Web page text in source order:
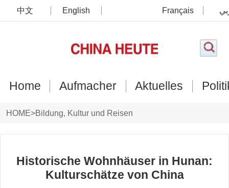
中文 English Français
Home Aufmacher Aktuelles
HOME>Bildung, Kultur und Reisen
Historische Wohnhäuser in Hunan:
Kulturschätze von China